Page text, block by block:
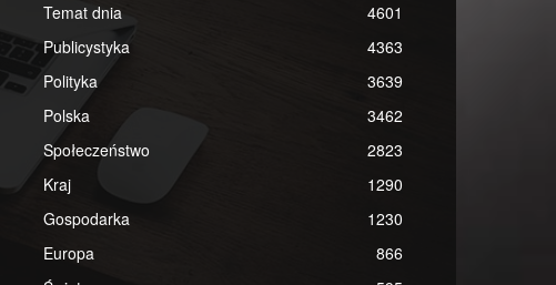
Temat dnia
4601
Publicystyka
4363
Polityka
3639
Polska
3462
Społeczeństwo
2823
Kraj
1290
Gospodarka
1230
Europa
866